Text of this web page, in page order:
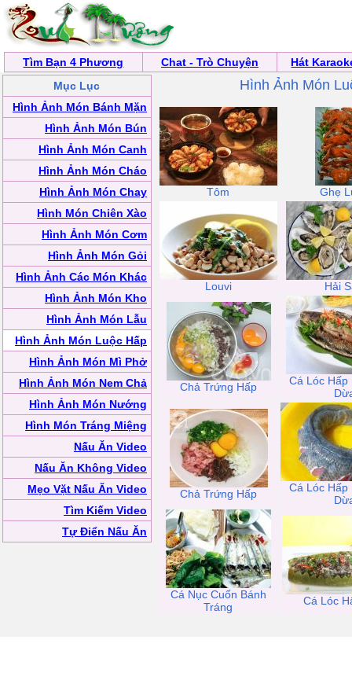
Tìm Bạn 4 Phương Chat - Trò Chuyện
Hát
Mục Lục
Hình Ảnh Món Bánh Mặn
Hình Ảnh Món Bún
Hình Ảnh Món Canh
Hình Ảnh Món Cháo
Hình Ảnh Món Chay
Hình Món Chiên Xào
Hình Ảnh Món Cơm
Hình Ảnh Món Gỏi
Hình Ảnh Các Món Khác
Hình Ảnh Món Kho
Hình Ảnh Món Lẫu
Hình Ảnh Món Luộc Hấp
Hình Ảnh Món Mì Phở
Hình Ảnh Món Nem Chả
Hình Ảnh Món Nướng
Hình Món Tráng Miệng
Nấu Ăn Video
Nấu Ăn Không Video
Mẹo Vặt Nấu Ăn Video
Tìm Kiếm Video
Tự Điển Nấu Ăn
Hình Ảnh Món
Tôm Ghẹ
Louvi Hải
Chả Trứng Hấp
Cá Lóc
Chả Trứng Hấp
Cá Lóc
Cá Nục Cuốn Bánh
Tráng
Cá Lóc